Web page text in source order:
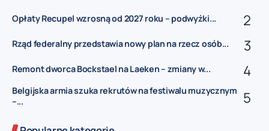
Opłaty Recupel wzrosną od 2027 roku – podwyżki...
Rząd federalny przedstawia nowy plan na rzecz osób...
Remont dworca Bockstael na Laeken – zmiany w...
Belgijska armia szuka rekrutów na festiwalu muzycznym
–...